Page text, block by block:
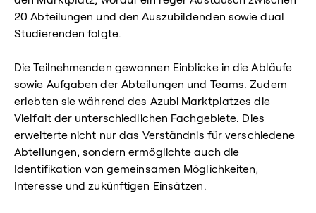
20 Abteilungen und den Auszubildenden sowie dual
Studierenden folgte.
Die Teilnehmenden gewannen Einblicke in die Abläufe
sowie Aufgaben der Abteilungen und Teams. Zudem
erlebten sie während des Azubi Marktplatzes die
Vielfalt der unterschiedlichen Fachgebiete. Dies
erweiterte nicht nur das Verständnis für verschiedene
Abteilungen, sondern ermöglichte auch die
Identifikation von gemeinsamen Möglichkeiten,
Interesse und zukünftigen Einsätzen.